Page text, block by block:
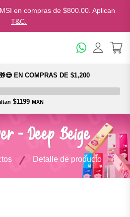
en compras de $800.00. Aplican
T&C.
EN COMPRAS DE $1,200
$1199 MXN
- Deep Beige
Detalle de producto